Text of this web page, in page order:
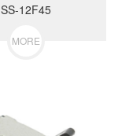
SS-12F45
MORE